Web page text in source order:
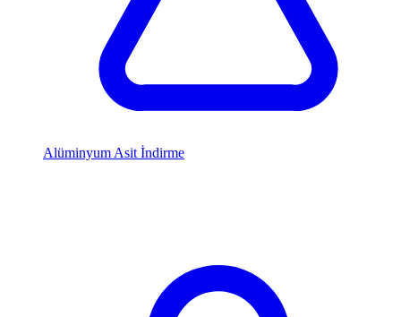
Alüminyum Asit İndirme